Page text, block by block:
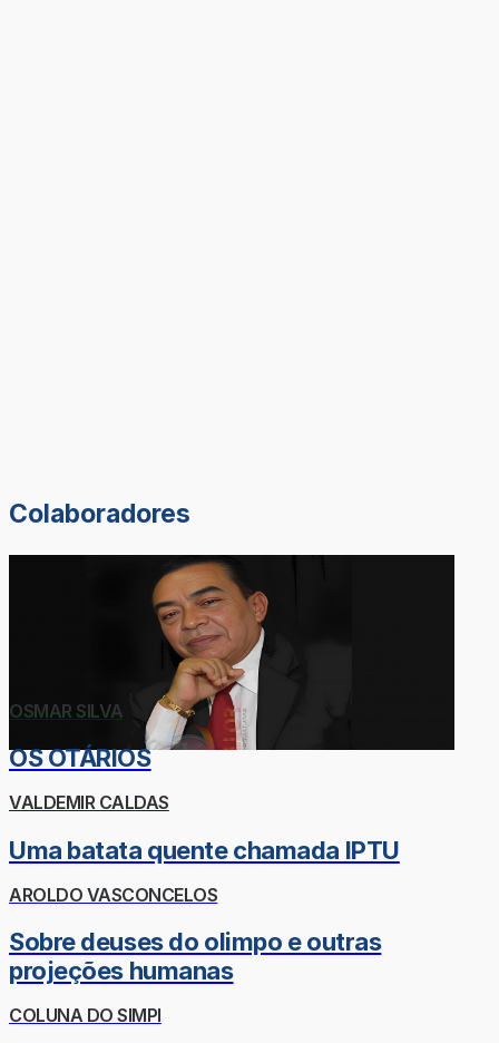
Colaboradores
OSMAR SILVA
OS OTÁRIOS
VALDEMIR CALDAS
Uma batata quente chamada IPTU
AROLDO VASCONCELOS
Sobre deuses do olimpo e outras
projeções humanas
COLUNA DO SIMPI